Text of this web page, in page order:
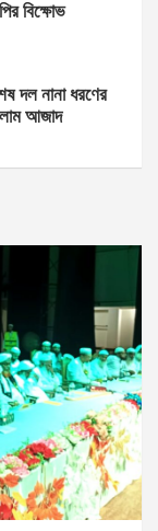
বিক্ষোভ
দল নানা ধরণের
আজাদ